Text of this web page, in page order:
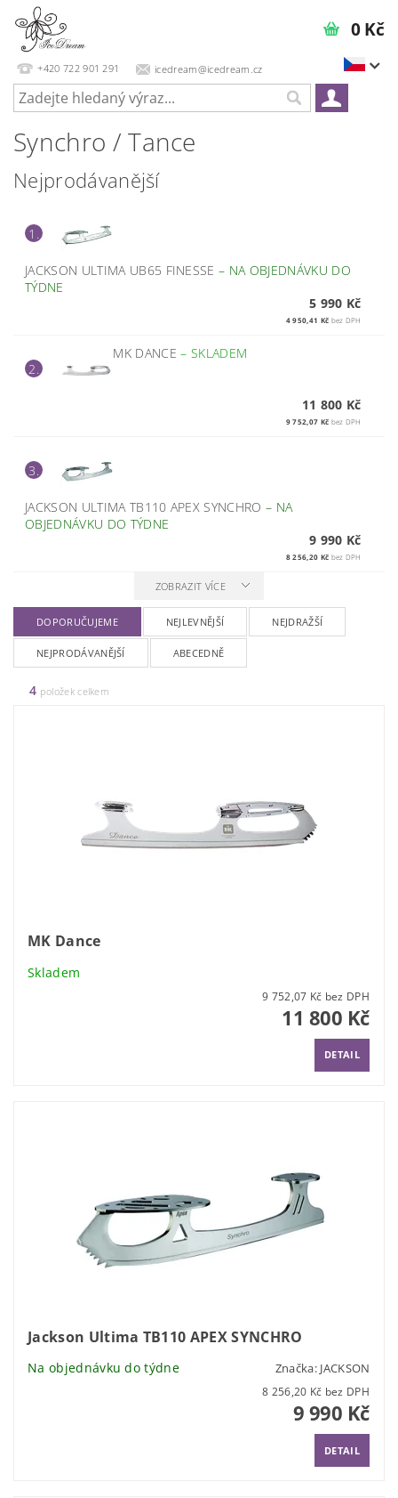
+420 722 901 291 icedream@icedream.cz
0 Kč
Synchro / Tance
Nejprodávanější
1.
JACKSON ULTIMA UB65 FINESSE– NA OBJEDNÁVKU DO
TÝDNE
5 990 Kč
4 950,41 Kč bez DPH
2.
MK DANCE– SKLADEM
11 800 Kč
9 752,07 Kč bez DPH
3.
JACKSON ULTIMA TB110 APEX SYNCHRO– NA
OBJEDNÁVKU DO TÝDNE
9 990 Kč
8 256,20 Kč bez DPH
ZOBRAZIT VÍCE
DOPORUČUJEME NEJLEVNĚJŠÍ NEJDRAŽŠÍ
NEJPRODÁVANĚJŠÍ ABECEDNĚ
4 položek celkem
MK Dance
Skladem
9 752,07 Kč bez DPH
11 800 Kč
DETAIL
Jackson Ultima TB110 APEX SYNCHRO
Na objednávku do týdne Značka: JACKSON
8 256,20 Kč bez DPH
9 990 Kč
DETAIL